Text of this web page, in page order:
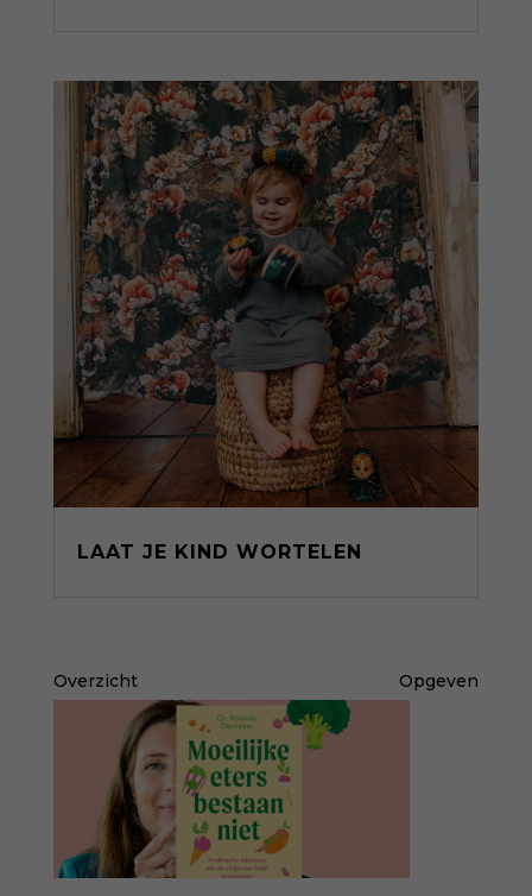
LAAT JE KIND WORTELEN
Overzicht Opgeven